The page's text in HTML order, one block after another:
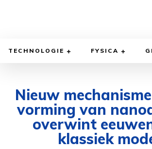
TECHNOLOGIE FYSICA
Nieuw
vorming van
overwint
klassiek